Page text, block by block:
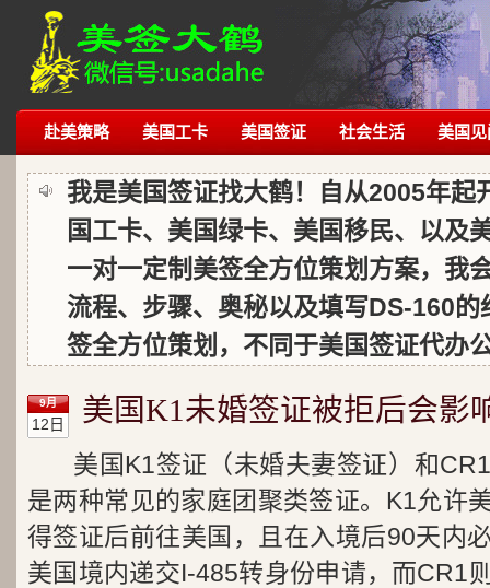
赴美策略 美国工卡 美国签证 社会生活 美国见
我是美国签证找大鹤！自从2005年起
国工卡、美国绿卡、美国移民、以及
一对一定制美签全方位策划方案，我
流程、步骤、奥秘以及填写DS-160
签全方位策划，不同于美国签证代办
9月
12日 美国K1未婚签证被拒后会影
美国K1签证（未婚夫妻签证）和
是两种常见的家庭团聚类签证。K1允许
得签证后前往美国，且在入境后90天内
美国境内递交I-485转身份申请，而CR1